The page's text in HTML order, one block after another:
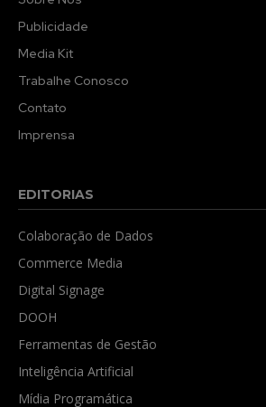
Publicidade
Media Kit
Trabalhe Conosco
Contato
Imprensa
EDITORIAS
Colaboração de Dados
Commerce Media
Digital Signage
DOOH
Ferramentas de Gestão
Inteligência Artificial
Mídia Programática